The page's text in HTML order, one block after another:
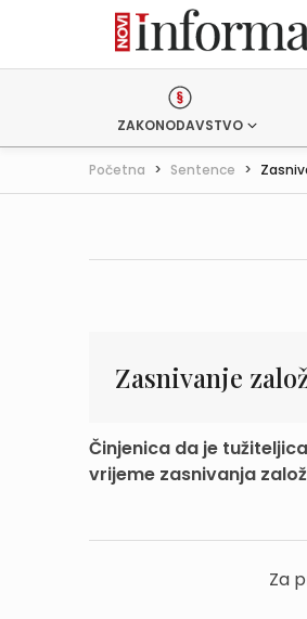
ZAKONODAVSTVO
Početna > Sentence >
Zasnivanje
Činjenica da je
vrijeme zasnivanja
Za